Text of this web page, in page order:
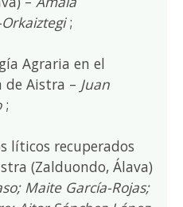
;
Agraria en el
de Aistra – Juan
;
líticos recuperados
(Zalduondo, Álava)
Maite García-Rojas;